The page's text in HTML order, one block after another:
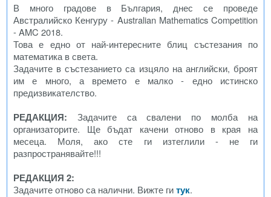
В много градове в България, днес се проведе
Австралийско Кенгуру - Australian Mathematics Competition
- AMC 2018.
Това е едно от най-интересните блиц състезания по
математика в света.
Задачите в състезанието са изцяло на английски, броят
им е много, а времето е малко - едно истинско
предизвикателство.
РЕДАКЦИЯ: Задачите са свалени по молба на
организаторите. Ще бъдат качени отново в края на
месеца. Моля, ако сте ги изтеглили - не ги
разпространявайте!!!
РЕДАКЦИЯ 2:
Задачите отново са налични. Вижте гитук.